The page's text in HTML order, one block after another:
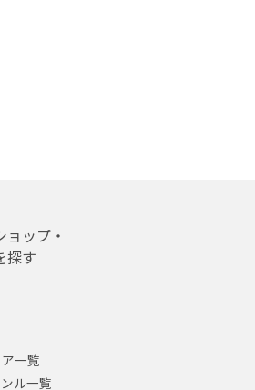
ップ・
探す
一覧
ル一覧